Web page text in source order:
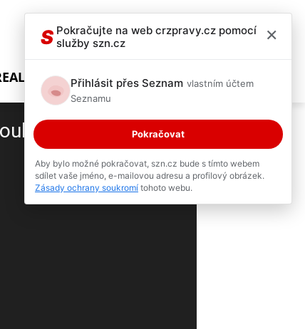
SHOW
i Monika
2 / 3
S Pokračujte na web crzpravy.cz pomocí
služby szn.cz
×
Přihlásit přes Seznam vlastním účtem
Seznamu
Pokračovat
Aby bylo možné pokračovat, szn.cz bude s tímto webem
sdílet vaše jméno, e-mailovou adresu a profilový obrázek.
Zásady ochrany soukromí tohoto webu.